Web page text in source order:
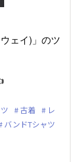
ェイ)」のツ
古着
レ
バンドTシャツ